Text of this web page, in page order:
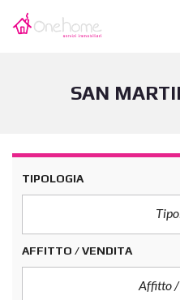
SAN
TIPOLOGIA
AFFITTO / VENDITA
Affitto /